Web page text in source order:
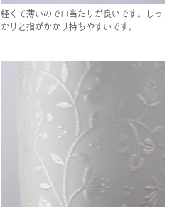
軽くて薄いので口当たりが良いです。しっ
かりと指がかかり持ちやすいです。